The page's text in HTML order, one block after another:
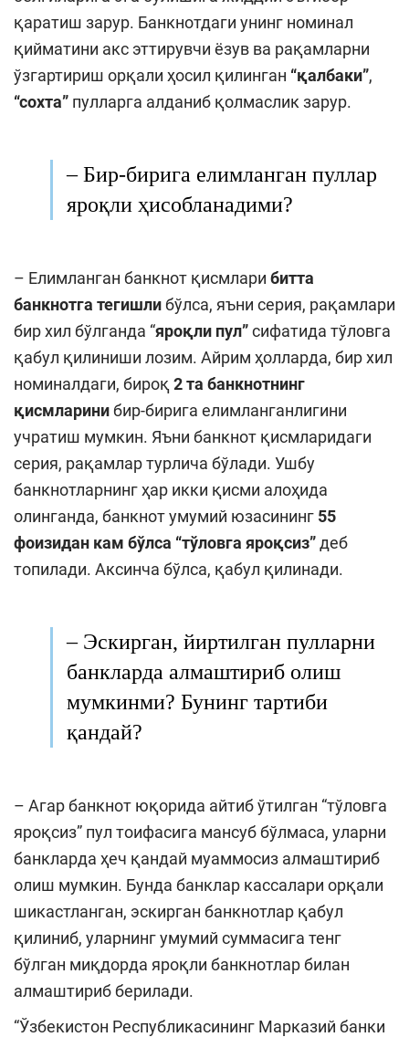
қаратиш зарур. Банкнотдаги унинг номинал
қийматини акс эттирувчи ёзув ва рақамларни
ўзгартириш орқали ҳосил қилинган “қалбаки”,
“сохта” пулларга алданиб қолмаслик зарур.
–Бир-бирига елимланган пуллар
яроқли ҳисобланадими?
– Елимланган банкнот қисмлари битта
банкнотга тегишлибўлса, яъни серия, рақамлари
бир хил бўлганда “яроқли пул”сифатида тўловга
қабул қилиниши лозим. Айрим ҳолларда, бир хил
номиналдаги, бироқ 2 та банкнотнинг
қисмларинибир-бирига елимланганлигини
учратиш мумкин. Яъни банкнот қисмларидаги
серия, рақамлар турлича бўлади. Ушбу
банкнотларнинг ҳар икки қисми алоҳида
олинганда, банкнот умумий юзасининг 55
фоизидан кам бўлса “тўловга яроқсиз”деб
топилади. Аксинча бўлса, қабул қилинади.
– Эскирган, йиртилган пулларни
банкларда алмаштириб олиш
мумкинми? Бунинг тартиби
қандай?
– Агар банкнот юқорида айтиб ўтилган “тўловга
яроқсиз” пул тоифасига мансуб бўлмаса, уларни
банкларда ҳеч қандай муаммосиз алмаштириб
олиш мумкин. Бунда банклар кассалари орқали
шикастланган, эскирган банкнотлар қабул
қилиниб, уларнинг умумий суммасига тенг
бўлган миқдорда яроқли банкнотлар билан
алмаштириб берилади.
“Ўзбекистон Республикасининг Марказий банки